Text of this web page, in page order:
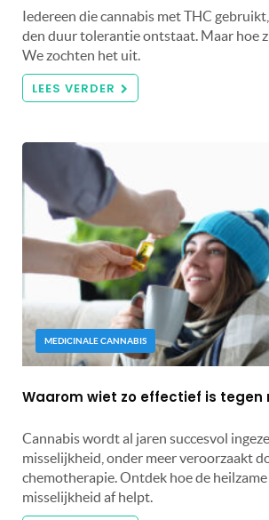
Iedereen die cannabis met THC
den duur tolerantie ontstaat. Maar hoe
We zochten het uit.
LEES VERDER
MEDICINALE CANNABIS
Waarom wiet zo effectief is tegen
Cannabis wordt al jaren succesvol
misselijkheid, onder meer veroorzaakt
chemotherapie. Ontdek hoe de
misselijkheid af helpt.